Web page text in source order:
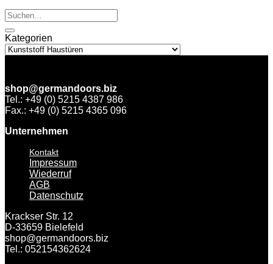
Suchen
nach:
Kategorien
shop@germandoors.biz
Tel.: +49 (0) 5215 4387 986
Fax.: +49 (0) 5215 4365 096
Unternehmen
Kontakt
Impressum
Wiederruf
AGB
Datenschutz
Krackser Str. 12
D-33659 Bielefeld
shop@germandoors.biz
Tel.: 052154362624